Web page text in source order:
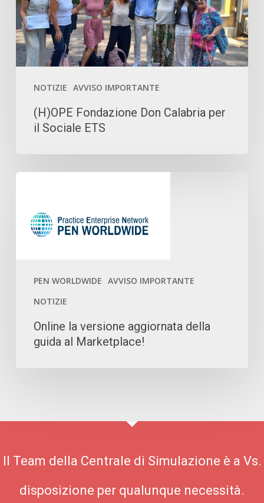
NOTIZIE AVVISO IMPORTANTE
ETS
(H)OPE Fondazione Don Calabria per
il Sociale ETS
PEN WORLDWIDE AVVISO IMPORTANTE
NOTIZIE
versione
aggiornata
Marketplace!
Online la versione aggiornata della
guida al Marketplace!
Il Team della Centrale di Simulazione è a Vs.
disposizione per qualunque necessità.